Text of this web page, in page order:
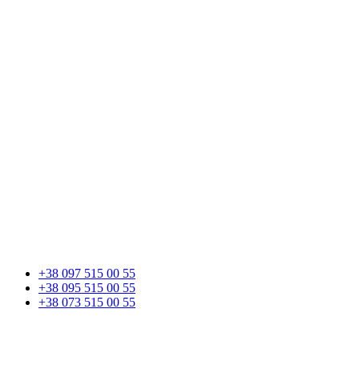
+38 097 515 00 55
+38 095 515 00 55
+38 073 515 00 55